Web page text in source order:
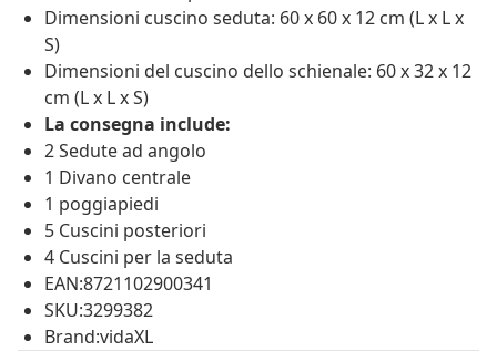
Dimensioni cuscino seduta: 60 x 60 x 12 cm (L x L x
S)
Dimensioni del cuscino dello schienale: 60 x 32 x 12
cm (L x L x S)
La consegna include:
2 Sedute ad angolo
1 Divano centrale
1 poggiapiedi
5 Cuscini posteriori
4 Cuscini per la seduta
EAN:8721102900341
SKU:3299382
Brand:vidaXL